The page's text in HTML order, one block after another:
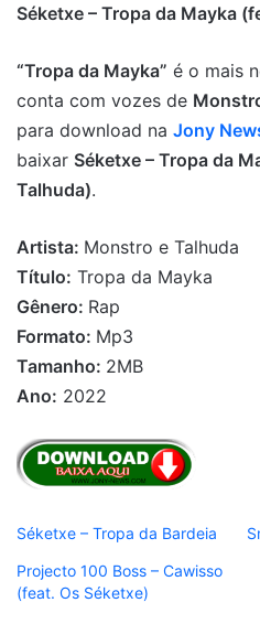
Séketxe – Tropa da Mayka
“Tropa da Mayka” é o mais
conta com vozes de
para download na Jony
baixar Séketxe – Tropa da
Talhuda).
Artista: Monstro e Talhuda
Título: Tropa da Mayka
Gênero: Rap
Formato: Mp3
Tamanho: 2MB
Ano: 2022
Séketxe – Tropa da Bardeia
Projecto 100 Boss – Cawisso
(feat. Os Séketxe)